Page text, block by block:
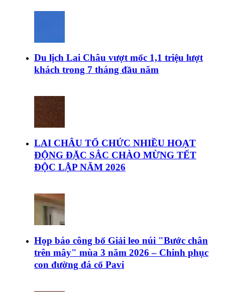
Du lịch Lai Châu vượt mốc 1,1 triệu lượt
khách trong 7 tháng đầu năm
LAI CHÂU TỔ CHỨC NHIỀU HOẠT
ĐỘNG ĐẶC SẮC CHÀO MỪNG TẾT
ĐỘC LẬP NĂM 2026
Họp báo công bố Giải leo núi "Bước chân
trên mây" mùa 3 năm 2026 – Chinh phục
con đường đá cổ Pavi